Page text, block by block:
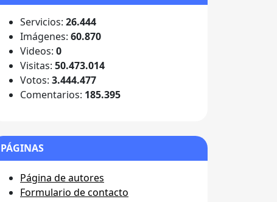
Servicios: 26.444
Imágenes: 60.870
Videos: 0
Visitas: 50.473.014
Votos: 3.444.477
Comentarios: 185.395
PÁGINAS
Página de autores
Formulario de contacto